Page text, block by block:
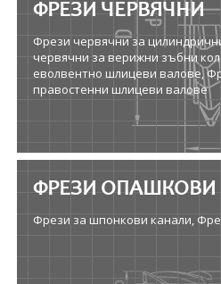
ФРЕЗИ ЧЕРВЯЧНИ
Фрези червячни за
червячни за верижни зъбни
еволвентно шлицеви валове,
правостенни шлицеви валове
ФРЕЗИ ОПАШКОВИ
Фрези за шпонкови канали,